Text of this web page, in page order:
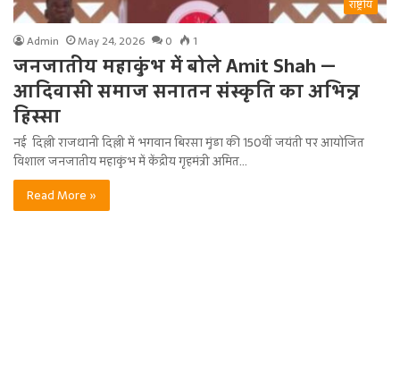
राष्ट्रीय
Admin May 24, 2026 0 1
जनजातीय महाकुंभ में बोले Amit Shah —
आदिवासी समाज सनातन संस्कृति का अभिन्न
हिस्सा
नई दिल्ली राजधानी दिल्ली में भगवान बिरसा मुंडा की 150वीं जयंती पर आयोजित
विशाल जनजातीय महाकुंभ में केंद्रीय गृहमंत्री अमित…
Read More »